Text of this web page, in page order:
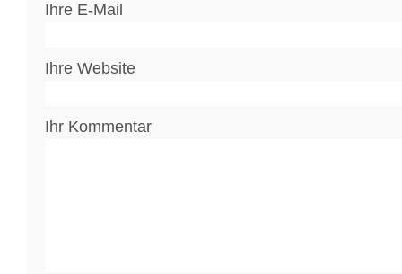
Ihre E-Mail
Ihre Website
Ihr Kommentar